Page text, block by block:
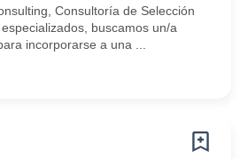
Consultoría de Selección
buscamos un/a
incorporarse a una ...